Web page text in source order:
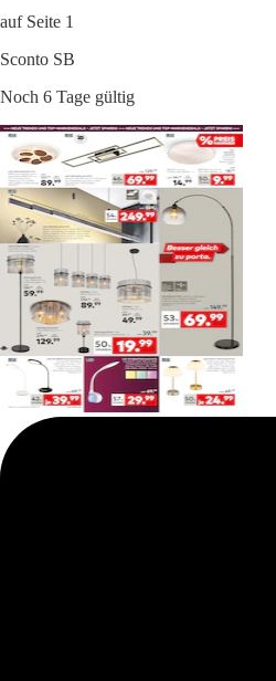
auf Seite 1
Sconto SB
Noch 6 Tage gültig